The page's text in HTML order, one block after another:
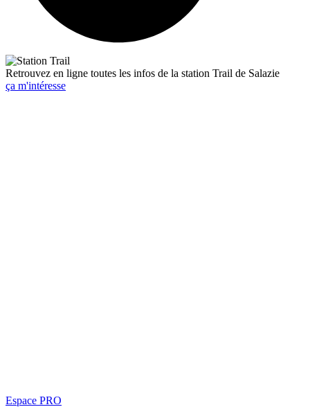
Retrouvez en ligne toutes les infos de la station Trail de Salazie
ça m'intéresse
Espace PRO